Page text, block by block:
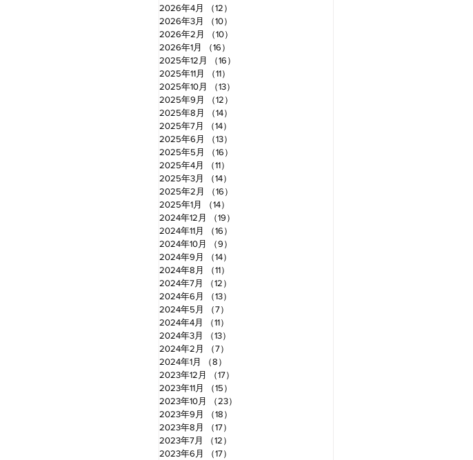
2026年4月
（12）
2026年3月
（10）
2026年2月
（10）
2026年1月
（16）
2025年12月
（16）
2025年11月
（11）
2025年10月
（13）
2025年9月
（12）
2025年8月
（14）
2025年7月
（14）
2025年6月
（13）
2025年5月
（16）
2025年4月
（11）
2025年3月
（14）
2025年2月
（16）
2025年1月
（14）
2024年12月
（19）
2024年11月
（16）
2024年10月
（9）
2024年9月
（14）
2024年8月
（11）
2024年7月
（12）
2024年6月
（13）
2024年5月
（7）
2024年4月
（11）
2024年3月
（13）
2024年2月
（7）
2024年1月
（8）
2023年12月
（17）
2023年11月
（15）
2023年10月
（23）
2023年9月
（18）
2023年8月
（17）
2023年7月
（12）
2023年6月
（17）